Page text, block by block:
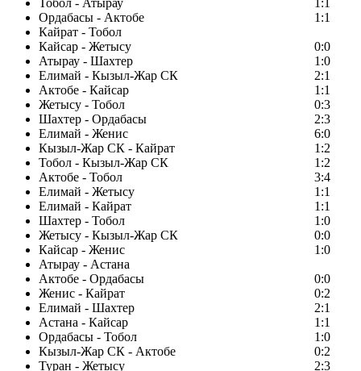
Тобол - Атырау
1:1
Ордабасы - Актобе
1:1
Кайрат - Тобол
Кайсар - Жетысу
0:0
Атырау - Шахтер
1:0
Елимай - Кызыл-Жар СК
2:1
Актобе - Кайсар
1:1
Жетысу - Тобол
0:3
Шахтер - Ордабасы
2:3
Елимай - Женис
6:0
Кызыл-Жар СК - Кайрат
1:2
Тобол - Кызыл-Жар СК
1:2
Актобе - Тобол
3:4
Елимай - Жетысу
1:1
Елимай - Кайрат
1:1
Шахтер - Тобол
1:0
Жетысу - Кызыл-Жар СК
0:0
Кайсар - Женис
1:0
Атырау - Астана
Актобе - Ордабасы
0:0
Женис - Кайрат
0:2
Елимай - Шахтер
2:1
Астана - Кайсар
1:1
Ордабасы - Тобол
1:0
Кызыл-Жар СК - Актобе
0:2
Туран - Жетысу
2:3